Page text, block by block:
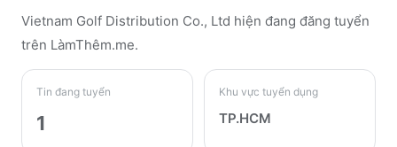
Vietnam Golf Distribution Co., Ltd hiện đang đăng tuyển
trên LàmThêm.me.
Tin đang tuyển
1
Khu vực tuyển dụng
TP.HCM